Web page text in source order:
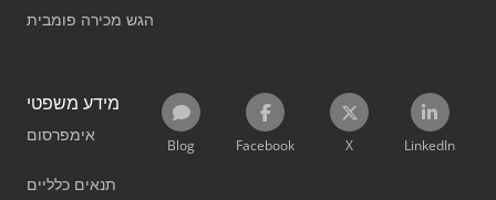
הגש מכירה פומבית
מידע משפטי
אימפרסום
תנאים כלליים
Blog Facebook X LinkedIn